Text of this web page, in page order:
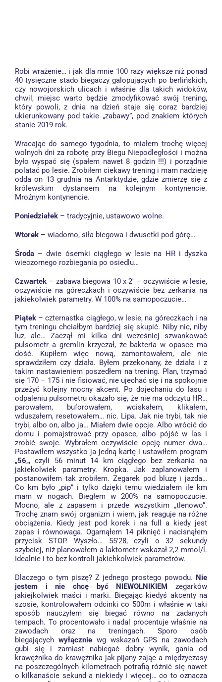
Robi wrażenie… i jak dla mnie 100 razy większe niż ponad
40 tysięczne stado biegaczy galopujących po berlińskich,
czy nowojorskich ulicach i właśnie dla takich widoków,
chwil, miejsc warto będzie zmodyfikować swój trening,
który powoli, z dnia na dzień staje się coraz bardziej
ukierunkowany pod takie „zabawy”, pod znakiem których
stanie 2019 rok.
Wracając do samego tygodnia, to miałem trochę więcej
wolnych dni za robotę przy Biegu Niepodległości i można
było wyspać się (spałem nawet 8 godzin !!!) i porządnie
polatać po lesie. Zrobiłem ciekawy trening i mam nadzieję
odda on 13 grudnia na Antarktydzie, gdzie zmierzę się z
królewskim dystansem na kolejnym kontynencie.
Mroźnym kontynencie.
Poniedziałek – tradycyjnie, ustawowo wolne.
Wtorek – wiadomo, siła biegowa i dwusetki pod górę…
Środa – dwie ósemki ciągłego w lesie na HR i dyszka
wieczornego rozbiegania po osiedlu…
Czwartek – zabawa biegowa 10 x 2′ – oczywiście w lesie,
oczywiście na góreczkach i oczywiście bez zerkania na
jakiekolwiek parametry. W 100% na samopoczucie…
Piątek – czternastka ciągłego, w lesie, na góreczkach i na
tym treningu chciałbym bardziej się skupić. Niby nic, niby
luz, ale… Zaczął mi kilka dni wcześniej szwankować
pulsometr a gremlin krzyczał, że bakteria w opasce ma
dość. Kupiłem więc nową, zamontowałem, ale nie
sprawdziłem czy działa. Byłem przekonany, że działa i z
takim nastawieniem poszedłem na trening. Plan, trzymać
się 170 – 175 i nie fisiować, nie ujechać się i na spokojnie
przeżyć kolejny mocny akcent. Po dojechaniu do lasu i
odpaleniu pulsometru okazało się, że nie ma odczytu HR…
parowałem, buforowałem, wciskałem, klikałem,
wduszałem, resetowałem… nic. Lipa. Jak nie trybi, tak nie
trybi, albo on, albo ja… Miałem dwie opcje. Albo wrócić do
domu i pomajstrować przy opasce, albo pójść w las i
zrobić swoje. Wybrałem oczywiście opcję numer dwa…
Postawiłem wszystko ja jedną kartę i ustawiłem program
„56„, czyli 56 minut 14 km ciągłego bez zerkania na
jakiekolwiek parametry. Kropka. Jak zaplanowałem i
postanowiłem tak zrobiłem. Zegarek pod bluzę i jazda…
Co km było „pip” i tylko dzięki temu wiedziałem ile km
mam w nogach. Biegłem w 200% na samopoczucie.
Mocno, ale z zapasem i przede wszystkim „tlenowo”.
Trochę znam swój organizm i wiem, jak reaguje na różne
obciążenia. Kiedy jest pod korek i na full a kiedy jest
zapas i równowaga. Ogarnąłem 14 piknięć i nacisnąłem
przycisk STOP. Wyszło… 55’28, czyli o 32 sekundy
szybciej, niż planowałem a laktometr wskazał 2,2 mmol/l.
Idealnie i to bez kontroli jakichkolwiek parametrów.
Dlaczego o tym piszę? Z jednego prostego powodu. Nie
jestem i nie chcę być NIEWOLNIKIEM zegarków
jakiejkolwiek maści i marki. Biegając kiedyś akcenty na
szosie, kontrolowałem odcinki co 500m i właśnie w taki
sposób nauczyłem się biegać równo na zadanych
tempach. To procentowało i nadal procentuje właśnie na
zawodach oraz na treningach. Sporo osób
biegających wyłącznie wg wskazań GPS na zawodach
gubi się i zamiast nabiegać dobry wynik, gania od
krawężnika do krawężnika jak pijany zając a międzyczasy
na poszczególnych kilometrach potrafią różnić się nawet
o kilkanaście sekund a niekiedy i więcej… co to oznacza